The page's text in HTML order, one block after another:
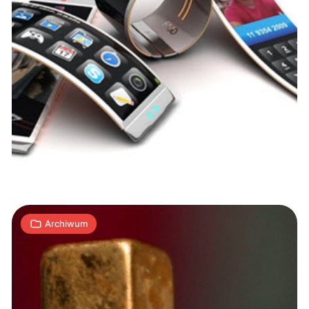
Archiwum
Materiały
przyszłości